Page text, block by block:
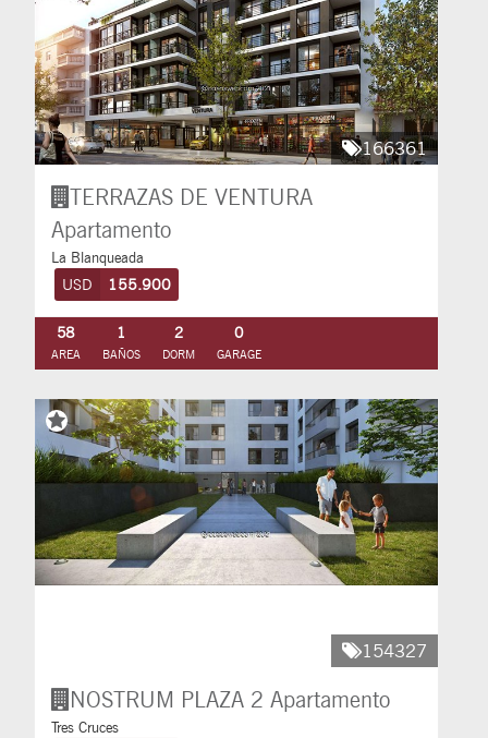
166361
TERRAZAS DE VENTURA
Apartamento
La Blanqueada
USD 155.900
58
AREA
1
BAÑOS
2
DORM
0
GARAGE
154327
NOSTRUM PLAZA 2 Apartamento
Tres Cruces